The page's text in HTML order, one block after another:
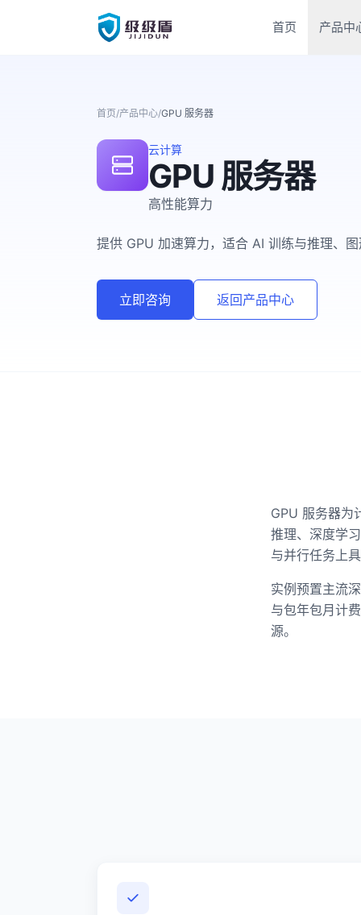
首页 产品中
首页/产品中心/GPU 服务器
云计算
GPU 服务器
高性能算力
提供 GPU 加速算力，适合 AI 训练与推理、
立即咨询 返回产品中心
GPU 服务器为
推理、深度学
与并行任务上
实例预置主流
与包年包月计
源。